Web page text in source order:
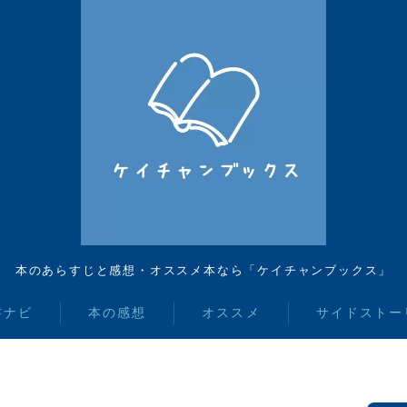
本のあらすじと感想・オススメ本なら「ケイチャンブックス」
ビ 本の感想 オススメ サイドストー